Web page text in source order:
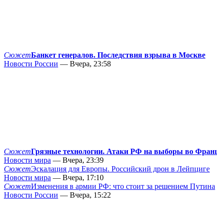
СюжетБанкет генералов. Последствия взрыва в Москве
Новости России — Вчера, 23:58
СюжетГрязные технологии. Атаки РФ на выборы во
Новости мира — Вчера, 23:39
СюжетЭскалация для Европы. Российский дрон в Лейпциге
Новости мира — Вчера, 17:10
СюжетИзменения в армии РФ: что стоит за решением Путина
Новости России — Вчера, 15:22